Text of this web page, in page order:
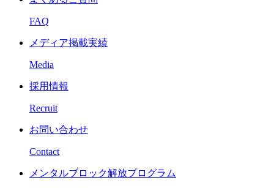
FAQ
メディア掲載実績
Media
採用情報
Recruit
お問い合わせ
Contact
メンタルブロック解放プログラム